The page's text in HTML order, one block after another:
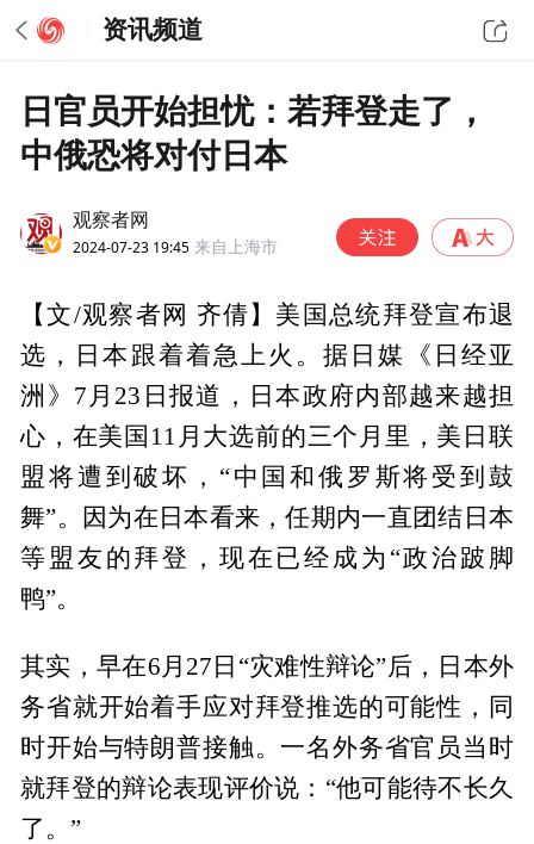
资讯频道
日官员开始担忧：若拜登走了，
中俄恐将对付日本
观察者网
2024-07-23 19:45 来自上海市
【文/观察者网 齐倩】美国总统拜登宣布退
选，日本跟着着急上火。据日媒《日经亚
洲》7月23日报道，日本政府内部越来越担
心，在美国11月大选前的三个月里，美日联
盟将遭到破坏，“中国和俄罗斯将受到鼓
舞”。因为在日本看来，任期内一直团结日本
等盟友的拜登，现在已经成为“政治跛脚
鸭”。
其实，早在6月27日“灾难性辩论”后，日本外
务省就开始着手应对拜登推选的可能性，同
时开始与特朗普接触。一名外务省官员当时
就拜登的辩论表现评价说：“他可能待不长久
了。”